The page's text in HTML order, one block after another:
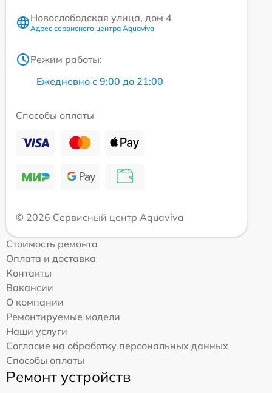
Новослободская улица, дом 4
Адрес сервисного центра Aquaviva
Режим работы:
Ежедневно с 9:00 до 21:00
Способы оплаты
© 2026 Сервисный центр Aquaviva
Стоимость ремонта
Оплата и доставка
Контакты
Вакансии
О компании
Ремонтируемые модели
Наши услуги
Согласие на обработку персональных данных
Способы оплаты
Ремонт устройств